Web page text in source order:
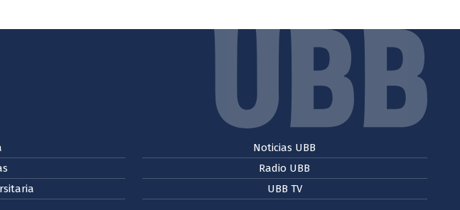
Noticias UBB
Radio UBB
UBB TV